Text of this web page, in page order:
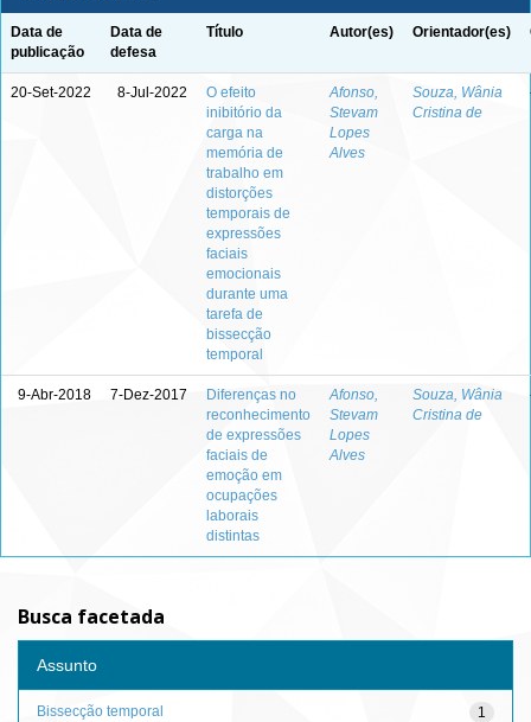
Data de
publicação
Data de
defesa
Título Autor(es) Orientador(es)
20-Set-2022 8-Jul-2022
O efeito
inibitório da
carga na
memória de
trabalho em
distorções
temporais de
expressões
faciais
emocionais
durante uma
tarefa de
bissecção
temporal
Afonso,
Stevam
Lopes
Alves
Souza, Wânia
Cristina de
9-Abr-2018 7-Dez-2017
Diferenças no
reconhecimento
de expressões
faciais de
emoção em
ocupações
laborais
distintas
Afonso,
Stevam
Lopes
Alves
Souza, Wânia
Cristina de
Busca facetada
Assunto
1
Bissecção temporal